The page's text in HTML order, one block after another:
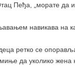
Пеђа, „морате да
навикава на
ретко се
да уколико жена